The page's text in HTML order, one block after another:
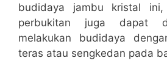
budidaya jambu kristal
perbukitan juga dapat
melakukan budidaya
teras atau sengkedan pada